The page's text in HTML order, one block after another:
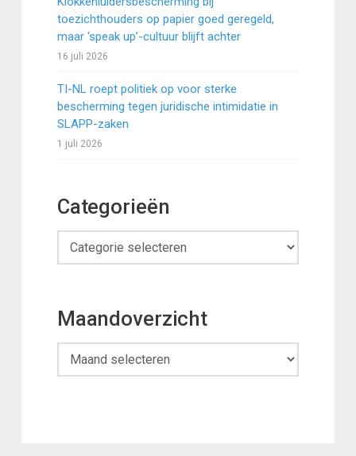
toezichthouders op papier goed geregeld,
maar ‘speak up’-cultuur blijft achter
16 juli 2026
TI-NL roept politiek op voor sterke
bescherming tegen juridische intimidatie in
SLAPP-zaken
1 juli 2026
Categorieën
Categorieën
Maandoverzicht
Maandoverzicht